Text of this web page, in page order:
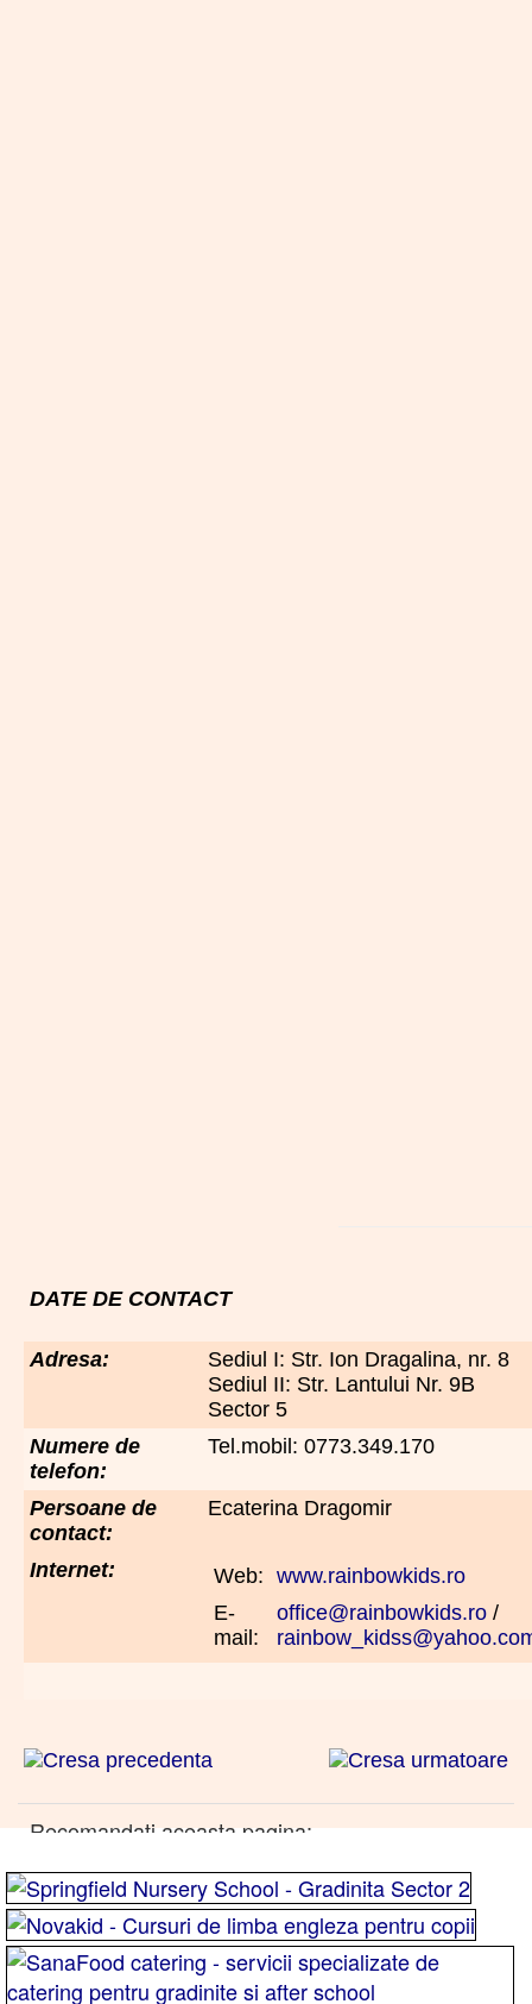
DATE DE CONTACT
Adresa:
Sediul I: Str. Ion Dragalina, nr. 8
Sediul II: Str. Lantului Nr. 9B
Sector 5
Numere de
telefon:
Tel.mobil: 0773.349.170
Persoane de
contact:
Ecaterina Dragomir
Internet: Web: www.rainbowkids.ro
E-
mail:
office@rainbowkids.ro /
Recomandati aceasta pagina: